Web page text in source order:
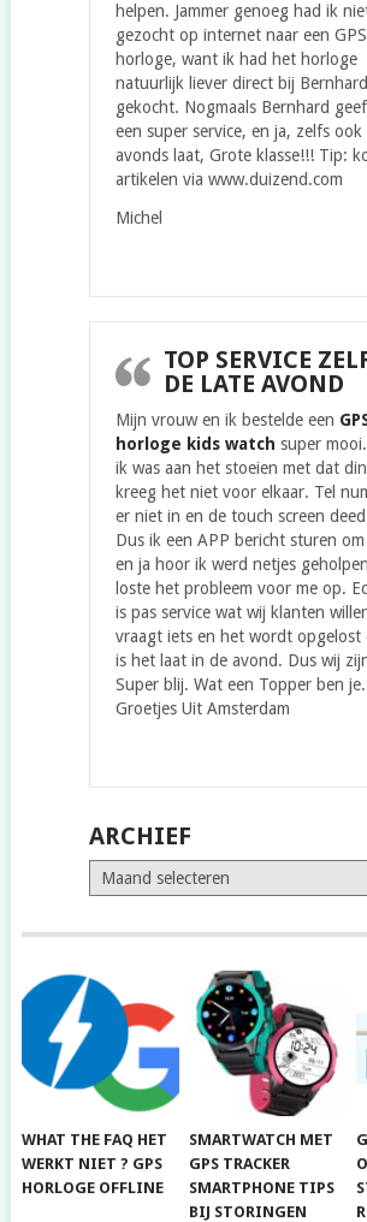
helpen. Jammer genoeg had ik
gezocht op internet naar een GPS
horloge, want ik had het horloge
natuurlijk liever direct bij Bernhard
gekocht. Nogmaals Bernhard
een super service, en ja, zelfs ook
avonds laat, Grote klasse!!! Tip:
artikelen via www.duizend.com
Michel
TOP SERVICE
DE LATE AVOND
Mijn vrouw en ik bestelde een
horloge kids watch super
ik was aan het stoeien met dat
kreeg het niet voor elkaar. Tel
er niet in en de touch screen
Dus ik een APP bericht sturen
en ja hoor ik werd netjes
loste het probleem voor me op.
is pas service wat wij klanten
vraagt iets en het wordt opgelost
is het laat in de avond. Dus wij
Super blij. Wat een Topper ben je.
Groetjes Uit Amsterdam
ARCHIEF
Archief
WHAT THE FAQ HET
WERKT NIET ? GPS
HORLOGE OFFLINE
SMARTWATCH MET
GPS TRACKER
SMARTPHONE TIPS
BIJ STORINGEN